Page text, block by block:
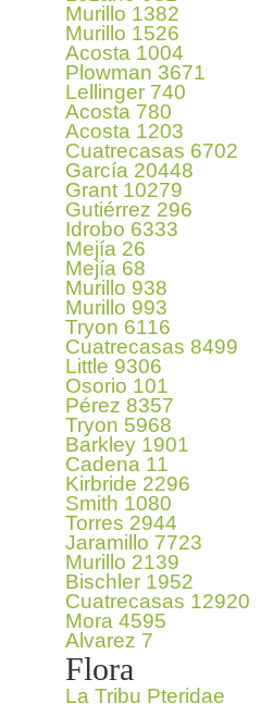
Murillo 1382
Murillo 1526
Acosta 1004
Plowman 3671
Lellinger 740
Acosta 780
Acosta 1203
Cuatrecasas 6702
García 20448
Grant 10279
Gutiérrez 296
Idrobo 6333
Mejía 26
Mejía 68
Murillo 938
Murillo 993
Tryon 6116
Cuatrecasas 8499
Little 9306
Osorio 101
Pérez 8357
Tryon 5968
Barkley 1901
Cadena 11
Kirbride 2296
Smith 1080
Torres 2944
Jaramillo 7723
Murillo 2139
Bischler 1952
Cuatrecasas 12920
Mora 4595
Alvarez 7
Flora
La Tribu Pteridae